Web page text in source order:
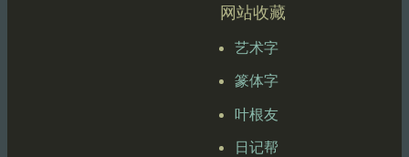
网站收藏
艺术字
篆体字
叶根友
日记帮